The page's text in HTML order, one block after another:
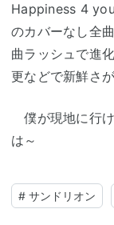
Happiness 4
のカバーなし全
曲ラッシュで進
更などで新鮮さ
僕が現地に行
は～
# サンドリオン